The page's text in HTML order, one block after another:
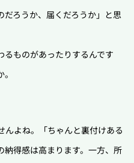
ろうか、届くだろうか」と思
ものがあったりするんです
んよね。「ちゃんと裏付けある
納得感は高まります。一方、所